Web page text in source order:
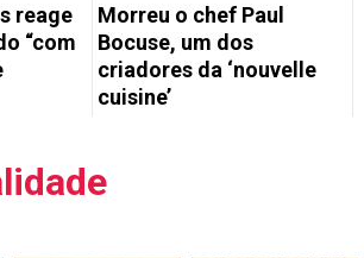
reage
“com
Morreu o chef Paul
Bocuse, um dos
criadores da ‘nouvelle
cuisine’